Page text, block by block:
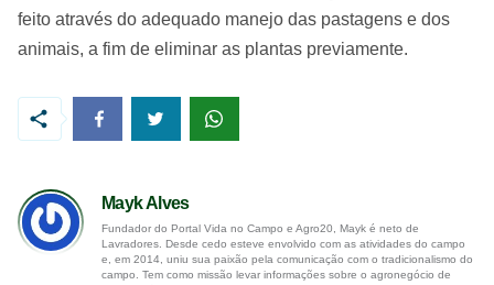
feito através do adequado manejo das pastagens e dos
animais, a fim de eliminar as plantas previamente.
Mayk Alves
Fundador do Portal Vida no Campo e Agro20, Mayk é neto de
Lavradores. Desde cedo esteve envolvido com as atividades do campo
e, em 2014, uniu sua paixão pela comunicação com o tradicionalismo do
campo. Tem como missão levar informações sobre o agronegócio de